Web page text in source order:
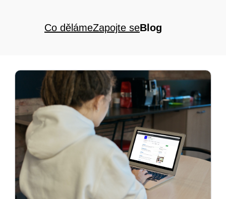
Co dělámeZapojte seBlog